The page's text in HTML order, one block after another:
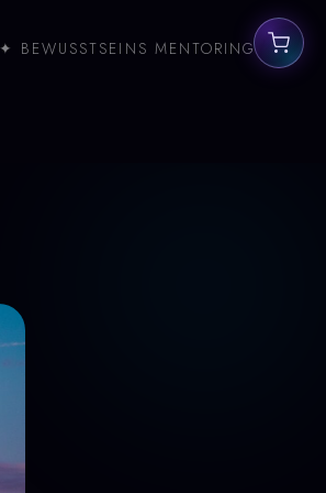
✦ BEWUSSTSEINS MENTORING